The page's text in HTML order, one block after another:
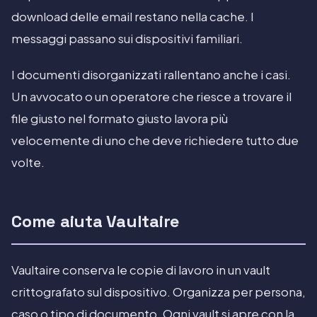
download delle email restano nella cache. I
messaggi passano sui dispositivi familiari.
I documenti disorganizzati rallentano anche i casi.
Un avvocato o un operatore che riesce a trovare il
file giusto nel formato giusto lavora più
velocemente di uno che deve richiedere tutto due
volte.
Come aiuta Vaultaire
Vaultaire conserva le copie di lavoro in un vault
crittografato sul dispositivo. Organizza per persona,
caso o tipo di documento. Ogni vault si apre con la